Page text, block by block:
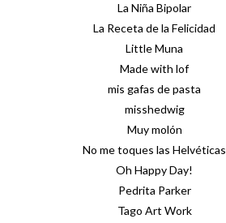
La Niña Bipolar
La Receta de la Felicidad
Little Muna
Made with lof
mis gafas de pasta
misshedwig
Muy molón
No me toques las Helvéticas
Oh Happy Day!
Pedrita Parker
Tago Art Work